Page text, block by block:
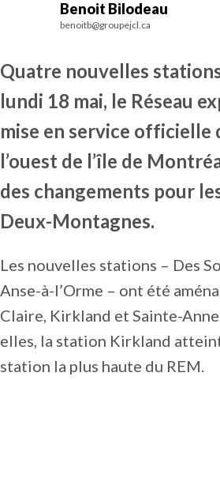
Benoit Bilodeau
benoitb@groupejcl.ca
Quatre nouvelles
lundi 18 mai, le Réseau
mise en service officielle
l’ouest de l’île de
des changements pour
Deux-Montagnes.
Les nouvelles stations – Des
Anse-à-l’Orme – ont été
Claire, Kirkland et Sainte-
elles, la station Kirkland
station la plus haute du REM.